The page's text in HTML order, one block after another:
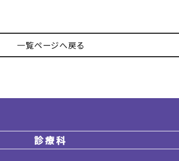
一覧ページへ戻る
診療科